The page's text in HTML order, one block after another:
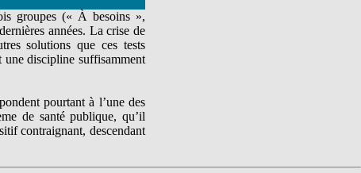
groupes (« À besoins »,
années. La crise de
solutions que ces tests
une discipline suffisamment
pourtant à l’une des
de santé publique, qu’il
contraignant, descendant